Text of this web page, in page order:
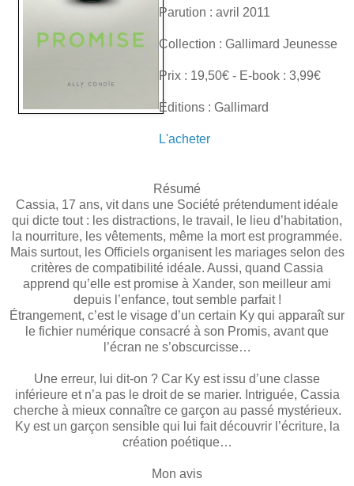
Parution : avril 2011
Collection : Gallimard Jeunesse
Prix : 19,50€ - E-book : 3,99€
Éditions : Gallimard
L'acheter
Résumé
Cassia, 17 ans, vit dans une Société prétendument idéale
qui dicte tout : les distractions, le travail, le lieu d’habitation,
la nourriture, les vêtements, même la mort est programmée.
Mais surtout, les Officiels organisent les mariages selon des
critères de compatibilité idéale. Aussi, quand Cassia
apprend qu’elle est promise à Xander, son meilleur ami
depuis l’enfance, tout semble parfait !
Étrangement, c’est le visage d’un certain Ky qui apparaît sur
le fichier numérique consacré à son Promis, avant que
l’écran ne s’obscurcisse…
Une erreur, lui dit-on ? Car Ky est issu d’une classe
inférieure et n’a pas le droit de se marier. Intriguée, Cassia
cherche à mieux connaître ce garçon au passé mystérieux.
Ky est un garçon sensible qui lui fait découvrir l’écriture, la
création poétique…
Mon avis